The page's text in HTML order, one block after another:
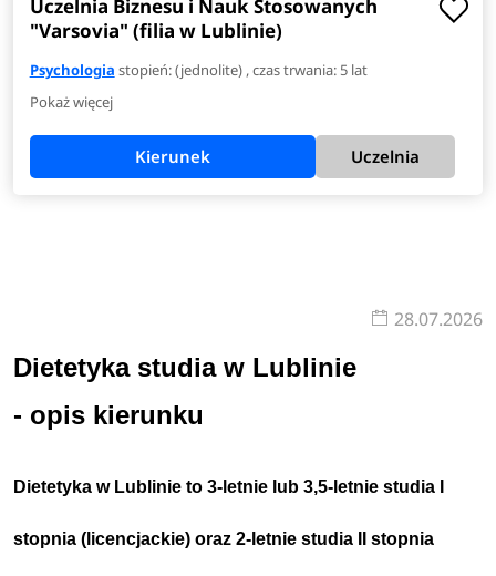
Uczelnia Biznesu i Nauk Stosowanych
"Varsovia" (filia w Lublinie)
Psychologia stopień: (jednolite) , czas trwania: 5 lat
Pokaż więcej
Kierunek Uczelnia
28.07.2026
Dietetyka studia w Lublinie
- opis kierunku
Dietetyka w Lublinieto 3-letnie lub 3,5-letnie studia I
stopnia (licencjackie) oraz 2-letnie studia II stopnia